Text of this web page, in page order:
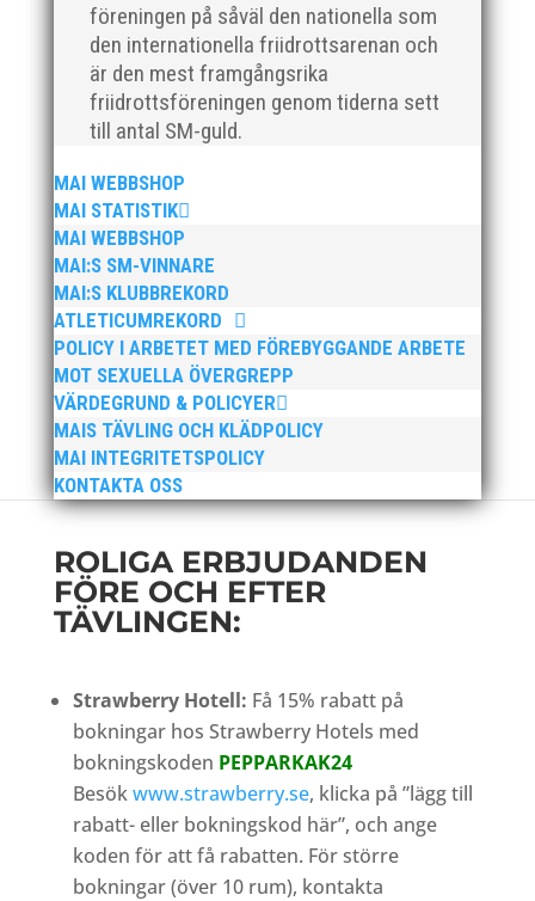
föreningen på såväl den nationella som
den internationella friidrottsarenan och
är den mest framgångsrika
friidrottsföreningen genom tiderna sett
till antal SM-guld.
MAI WEBBSHOP
MAI STATISTIK
MAI WEBBSHOP
MAI:S SM-VINNARE
MAI:S KLUBBREKORD
ATLETICUMREKORD
POLICY I ARBETET MED FÖREBYGGANDE ARBETE
MOT SEXUELLA ÖVERGREPP
VÄRDEGRUND & POLICYER
MAIS TÄVLING OCH KLÄDPOLICY
MAI INTEGRITETSPOLICY
KONTAKTA OSS
h
INBJUDAN 2024
Se grenprogram och information om
Pepparkaksspelen 2024.
Ladda ner!
ROLIGA ERBJUDANDEN
FÖRE OCH EFTER
TÄVLINGEN:
Strawberry Hotell: Få 15% rabatt på
bokningar hos Strawberry Hotels med
bokningskoden PEPPARKAK24
Besökwww.strawberry.se, klicka på ”lägg till
rabatt- eller bokningskod här”, och ange
koden för att få rabatten. För större
bokningar (över 10 rum), kontakta